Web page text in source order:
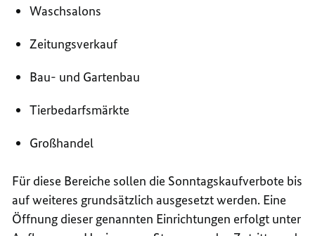
Waschsalons
Zeitungsverkauf
Bau- und Gartenbau
Tierbedarfsmärkte
Großhandel
Für diese Bereiche sollen die Sonntagskaufverbote bis
auf weiteres grundsätzlich ausgesetzt werden. Eine
Öffnung dieser genannten Einrichtungen erfolgt unter